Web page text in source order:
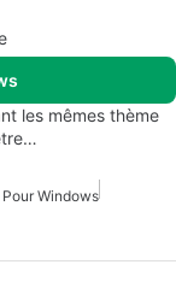
les mêmes thème
Windows